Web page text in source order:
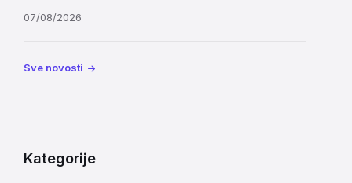
07/08/2026
Sve novosti
Kategorije